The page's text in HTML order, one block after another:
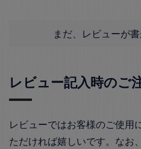
まだ、レビューが
レビュー記入時のご
レビューではお客様のご使用
ただければ嬉しいです。なお